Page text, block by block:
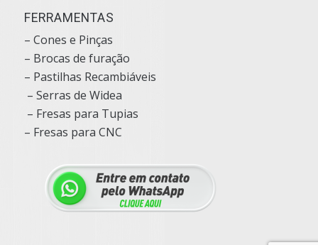
FERRAMENTAS
– Cones e Pinças
– Brocas de furação
– Pastilhas Recambiáveis
– Serras de Widea
– Fresas para Tupias
– Fresas para CNC